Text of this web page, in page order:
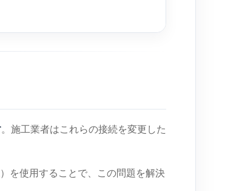
。施工業者はこれらの接続を変更した
）を使用することで、この問題を解決